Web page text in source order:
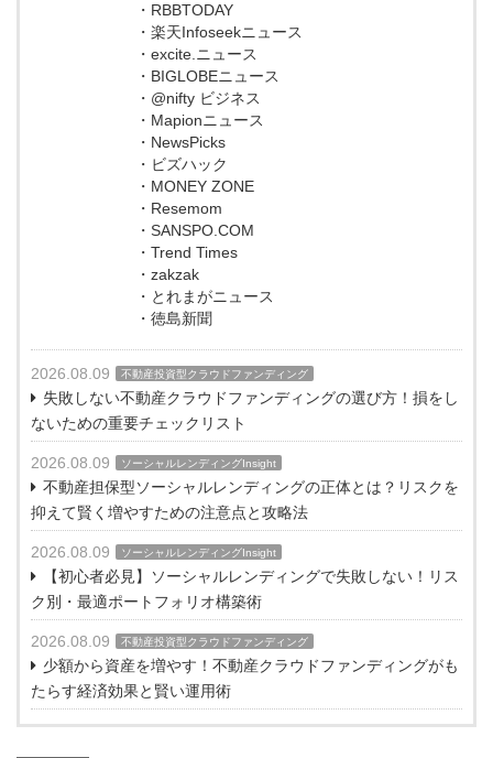
・RBBTODAY
・楽天Infoseekニュース
・excite.ニュース
・BIGLOBEニュース
・@nifty ビジネス
・Mapionニュース
・NewsPicks
・ビズハック
・MONEY ZONE
・Resemom
・SANSPO.COM
・Trend Times
・zakzak
・とれまがニュース
・徳島新聞
2026.08.09 不動産投資型クラウドファンディング
失敗しない不動産クラウドファンディングの選び方！損をし
ないための重要チェックリスト
2026.08.09 ソーシャルレンディングInsight
不動産担保型ソーシャルレンディングの正体とは？リスクを
抑えて賢く増やすための注意点と攻略法
2026.08.09 ソーシャルレンディングInsight
【初心者必見】ソーシャルレンディングで失敗しない！リス
ク別・最適ポートフォリオ構築術
2026.08.09 不動産投資型クラウドファンディング
少額から資産を増やす！不動産クラウドファンディングがも
たらす経済効果と賢い運用術